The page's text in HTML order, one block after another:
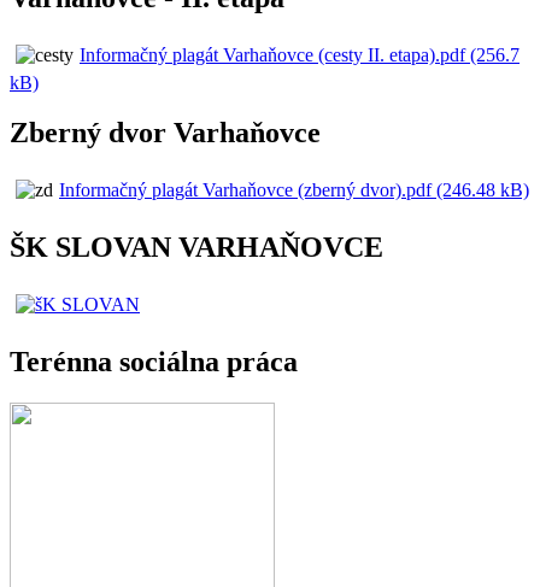
Informačný plagát Varhaňovce (cesty II. etapa).pdf (256.7
kB)
Zberný dvor Varhaňovce
Informačný plagát Varhaňovce (zberný dvor).pdf (246.48 kB)
ŠK SLOVAN VARHAŇOVCE
Terénna sociálna práca